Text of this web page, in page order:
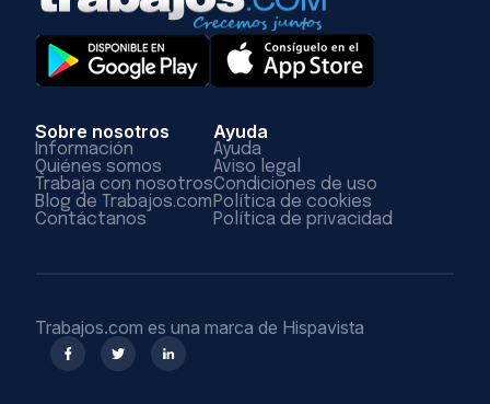
Sobre nosotros
Información
Quiénes somos
Trabaja con nosotros
Blog de Trabajos.com
Contáctanos
Ayuda
Ayuda
Aviso legal
Condiciones de uso
Política de cookies
Política de privacidad
Trabajos.com es una marca de Hispavista